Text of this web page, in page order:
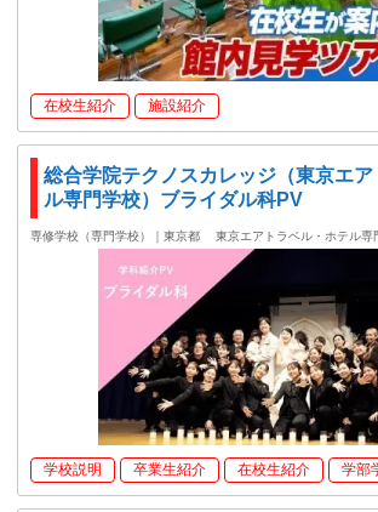
在校生紹介 施設紹介
総合学院テクノスカレッジ（東京エ
ル専門学校）ブライダル科PV
専修学校（専門学校）｜東京都 東京エアトラベル・ホテル専
学校説明 卒業生紹介 在校生紹介 学部